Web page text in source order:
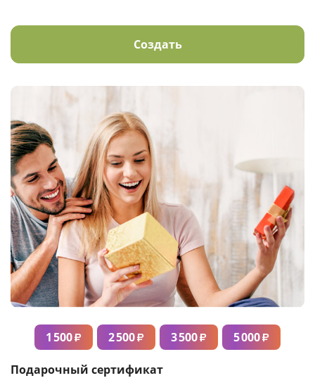
Создать
1 500₽ 2 500₽ 3 500₽ 5 000₽
Подарочный сертификат